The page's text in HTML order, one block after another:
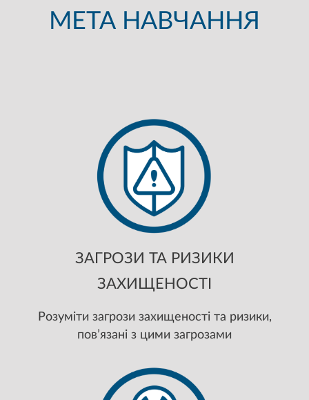
МЕТА НАВЧАННЯ
ЗАГРОЗИ ТА РИЗИКИ
ЗАХИЩЕНОСТІ
Розуміти загрози захищеності та ризики,
пов’язані з цими загрозами